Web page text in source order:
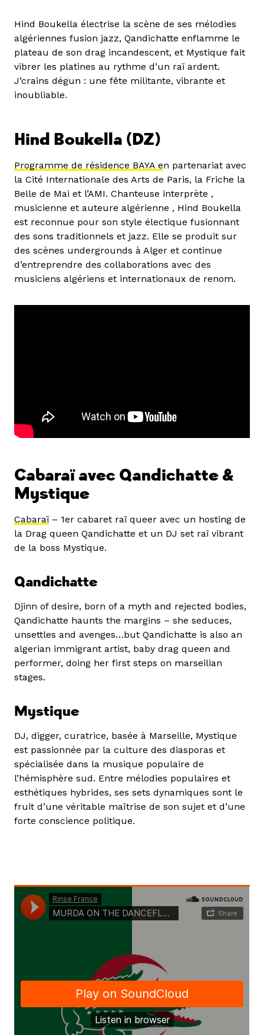
Hind Boukella électrise la scène de ses mélodies
algériennes fusion jazz, Qandichatte enflamme le
plateau de son drag incandescent, et Mystique fait
vibrer les platines au rythme d’un raï ardent.
J’crains dégun : une fête militante, vibrante et
inoubliable.
Hind Boukella (DZ)
Programme de résidence BAYA en partenariat avec
la Cité Internationale des Arts de Paris, la Friche la
Belle de Mai et l’AMI. Chanteuse interprète ,
musicienne et auteure algérienne , Hind Boukella
est reconnue pour son style électique fusionnant
des sons traditionnels et jazz. Elle se produit sur
des scènes undergrounds à Alger et continue
d’entreprendre des collaborations avec des
musiciens algériens et internationaux de renom.
Cabaraï avec Qandichatte &
Mystique
Cabaraï – 1er cabaret raï queer avec un hosting de
la Drag queen Qandichatte et un DJ set raï vibrant
de la boss Mystique.
Qandichatte
Djinn of desire, born of a myth and rejected bodies,
Qandichatte haunts the margins – she seduces,
unsettles and avenges…but Qandichatte is also an
algerian immigrant artist, baby drag queen and
performer, doing her first steps on marseilian
stages.
Mystique
DJ, digger, curatrice, basée à Marseille, Mystique
est passionnée par la culture des diasporas et
spécialisée dans la musique populaire de
l’hémisphère sud. Entre mélodies populaires et
esthétiques hybrides, ses sets dynamiques sont le
fruit d’une véritable maîtrise de son sujet et d’une
forte conscience politique.